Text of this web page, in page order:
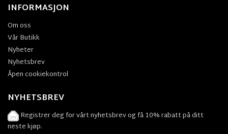
INFORMASJON
Om oss
Vår Butikk
Nyheter
Nyhetsbrev
Åpen cookiekontrol
NYHETSBREV
Registrer deg for vårt nyhetsbrev og få 10% rabatt på ditt
neste kjøp.